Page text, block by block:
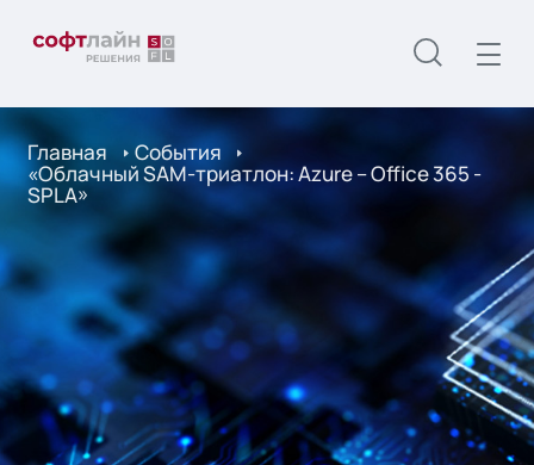
Главная События
«Облачный SAM-триатлон: Azure – Office 365 -
SPLA»